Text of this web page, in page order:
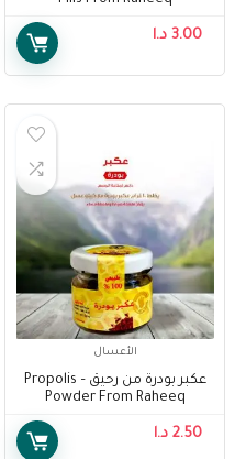
3.00 د.ا
الأعسال
عكبر بودرة من رحيق – Propolis
Powder From Raheeq
2.50 د.ا